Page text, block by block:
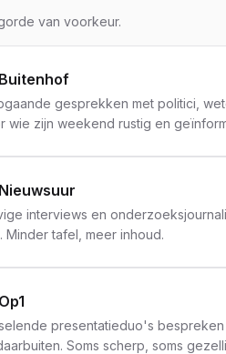
van voorkeur.
Buitenhof
gesprekken met politici,
wie zijn weekend rustig en
Nieuwsuur
interviews en
Minder tafel, meer inhoud.
Op1
presentatieduo's
Soms scherp, soms